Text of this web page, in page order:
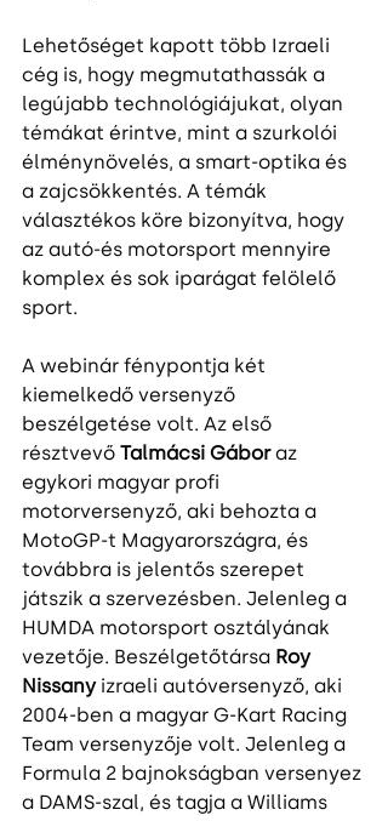
Lehetőséget kapott több Izraeli
cég is, hogy megmutathassák a
legújabb technológiájukat, olyan
témákat érintve, mint a szurkolói
élménynövelés, a smart-optika és
a zajcsökkentés. A témák
választékos köre bizonyítva, hogy
az autó-és motorsport mennyire
komplex és sok iparágat felölelő
sport.
A webinár fénypontja két
kiemelkedő versenyző
beszélgetése volt. Az első
résztvevő Talmácsi Gábor az
egykori magyar profi
motorversenyző, aki behozta a
MotoGP-t Magyarországra, és
továbbra is jelentős szerepet
játszik a szervezésben. Jelenleg a
HUMDA motorsport osztályának
vezetője. Beszélgetőtársa Roy
Nissany izraeli autóversenyző, aki
2004-ben a magyar G-Kart Racing
Team versenyzője volt. Jelenleg a
Formula 2 bajnokságban versenyez
a DAMS-szal, és tagja a Williams